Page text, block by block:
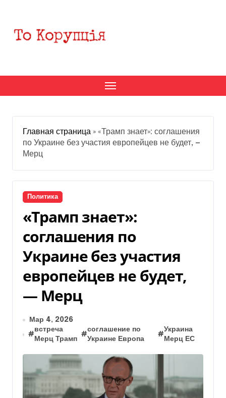
содержанию
Главная страница » «Трамп знает»: соглашения
по Украине без участия европейцев не будет, —
Мерц
Политика
«Трамп знает»:
соглашения по
Украине без участия
европейцев не будет,
— Мерц
Мар 4, 2026
#
встреча
Мерц Трамп
#
соглашение по
Украине Европа
#
Украина
Мерц ЕС